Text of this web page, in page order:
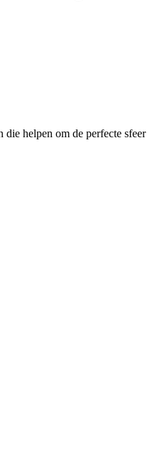
helpen om de perfecte sfeer